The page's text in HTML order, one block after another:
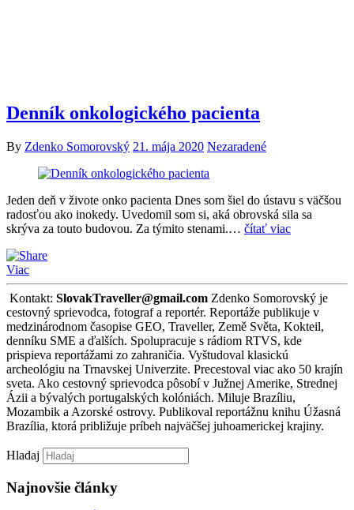
Denník onkologického pacienta
By Zdenko Somorovský 21. mája 2020 Nezaradené
Jeden deň v živote onko pacienta Dnes som šiel do ústavu s väčšou
radosťou ako inokedy. Uvedomil som si, aká obrovská sila sa
skrýva za touto budovou. Za týmito stenami.… čítať viac
Viac
Kontakt: SlovakTraveller@gmail.com Zdenko Somorovský je
cestovný sprievodca, fotograf a reportér. Reportáže publikuje v
medzinárodnom časopise GEO, Traveller, Země Světa, Kokteil,
denníku SME a ďalších. Spolupracuje s rádiom RTVS, kde
prispieva reportážami zo zahraničia. Vyštudoval klasickú
archeológiu na Trnavskej Univerzite. Precestoval viac ako 50 krajín
sveta. Ako cestovný sprievodca pôsobí v Južnej Amerike, Strednej
Ázii a bývalých portugalských kolóniách. Miluje Brazíliu,
Mozambik a Azorské ostrovy. Publikoval reportážnu knihu Úžasná
Brazília, ktorá približuje príbeh najväčšej juhoamerickej krajiny.
Hladaj
Najnovšie články